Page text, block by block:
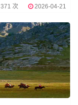
371 次 2026-04-21